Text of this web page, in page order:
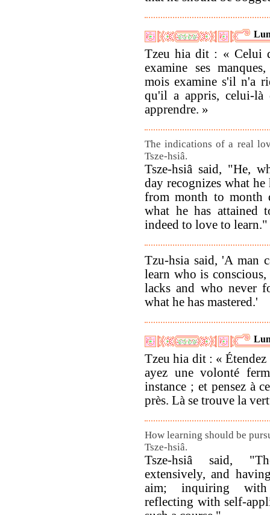
Tzeu hia dit : « Celui
examine ses
mois examine s'il n'a
qu'il a appris, celui-là
apprendre. »
The indications of a real
Tsze-hsiâ.
Tsze-hsiâ said, "He,
day recognizes what he
from month to month
what he has attained
indeed to love to learn."
Tzu-hsia said, 'A man
learn who is
lacks and who never
what he has mastered.'
Tzeu hia dit : « Étendez
ayez une volonté
instance ; et pensez à
près. Là se trouve la
How learning should be
Tsze-hsiâ.
Tsze-hsiâ said,
extensively, and
aim; inquiring with
reflecting with self-